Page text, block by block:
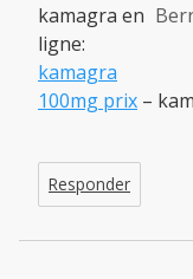
kamagra en
ligne:
kamagra
100mg prix –
Responder